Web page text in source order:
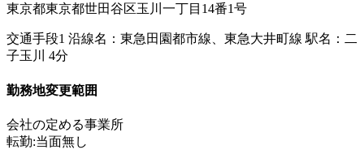
東京都東京都世田谷区玉川一丁目14番1号
交通手段1 沿線名：東急田園都市線、東急大井町線 駅名：二
子玉川 4分
勤務地変更範囲
会社の定める事業所
転勤:当面無し